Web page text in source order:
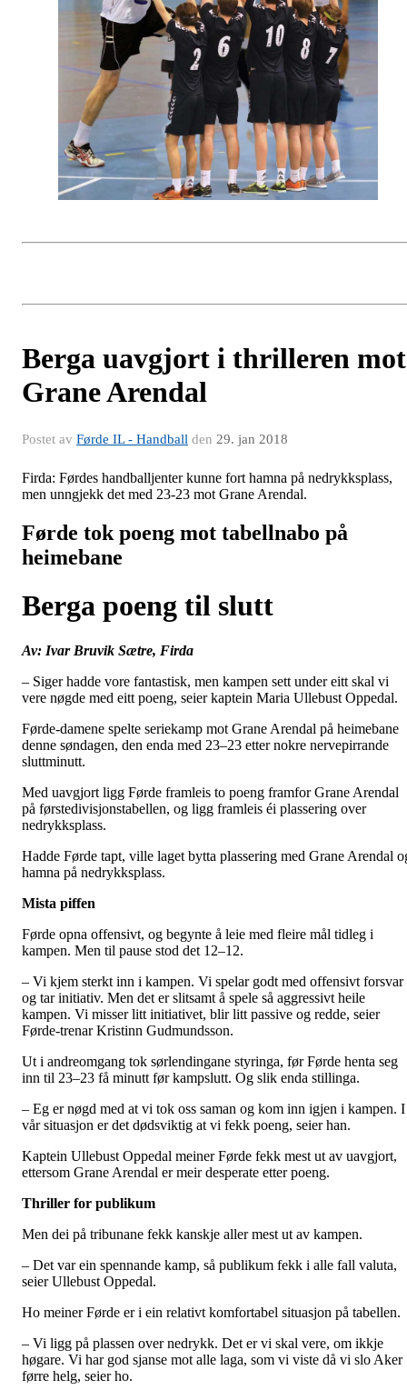
Berga uavgjort i thrilleren mot
Grane Arendal
Postet av Førde IL - Handball den 29. jan 2018
Firda: Førdes handballjenter kunne fort hamna på nedrykksplass,
men unngjekk det med 23-23 mot Grane Arendal.
Førde tok poeng mot tabellnabo på
heimebane
Berga poeng til slutt
Av: Ivar Bruvik Sætre, Firda
– Siger hadde vore fantastisk, men kampen sett under eitt skal vi
vere nøgde med eitt poeng, seier kaptein Maria Ullebust Oppedal.
Førde-damene spelte seriekamp mot Grane Arendal på heimebane
denne søndagen, den enda med 23–23 etter nokre nervepirrande
sluttminutt.
Med uavgjort ligg Førde framleis to poeng framfor Grane Arendal
på førstedivisjonstabellen, og ligg framleis éi plassering over
nedrykksplass.
Hadde Førde tapt, ville laget bytta plassering med Grane Arendal
hamna på nedrykksplass.
Mista piffen
Førde opna offensivt, og begynte å leie med fleire mål tidleg i
kampen. Men til pause stod det 12–12.
– Vi kjem sterkt inn i kampen. Vi spelar godt med offensivt forsvar
og tar initiativ. Men det er slitsamt å spele så aggressivt heile
kampen. Vi misser litt initiativet, blir litt passive og redde, seier
Førde-trenar Kristinn Gudmundsson.
Ut i andreomgang tok sørlendingane styringa, før Førde henta seg
inn til 23–23 få minutt før kampslutt. Og slik enda stillinga.
– Eg er nøgd med at vi tok oss saman og kom inn igjen i kampen. I
vår situasjon er det dødsviktig at vi fekk poeng, seier han.
Kaptein Ullebust Oppedal meiner Førde fekk mest ut av uavgjort,
ettersom Grane Arendal er meir desperate etter poeng.
Thriller for publikum
Men dei på tribunane fekk kanskje aller mest ut av kampen.
– Det var ein spennande kamp, så publikum fekk i alle fall valuta,
seier Ullebust Oppedal.
Ho meiner Førde er i ein relativt komfortabel situasjon på tabellen.
– Vi ligg på plassen over nedrykk. Det er vi skal vere, om ikkje
høgare. Vi har god sjanse mot alle laga, som vi viste då vi slo Aker
førre helg, seier ho.